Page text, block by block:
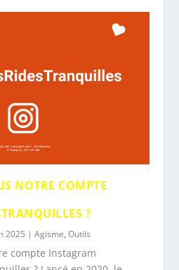
NOTRE COMPTE
?
2025 |Agisme,Outils
compte Instagram